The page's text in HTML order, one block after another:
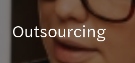
Outsourcing